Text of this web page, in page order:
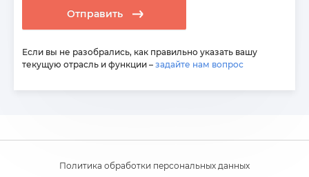
Отправить
Если вы не разобрались, как правильно указать вашу
текущую отрасль и функции – задайте нам вопрос
Политика обработки персональных данных